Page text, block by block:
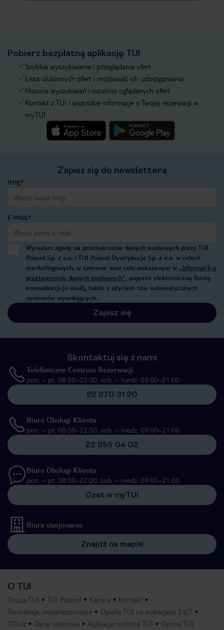
Pobierz bezpłatną aplikację TUI
Szybkie wyszukiwanie i przeglądanie ofert
Lista ulubionych ofert i możliwość ich udostępniania
Historia wyszukiwań i ostatnio oglądanych ofert
Kontakt z TUI i wszystkie informacje o Twojej rezerwacji w
myTUI
Zapisz się do newslettera
IMIĘ*
E-MAIL*
Wyrażam zgodę na przetwarzanie danych osobowych przez TUI
Poland Sp. z o.o. i TUI Poland Dystrybucja Sp. z o.o. w celach
marketingowych, w zakresie oraz celu wskazanym w „Informacji o
przetwarzaniu danych osobowych”, poprzez elektroniczną formę
komunikacji (e-mail), także z użyciem tzw. automatycznych
systemów wywołujących.
Zapisz się
Skontaktuj się z nami
Telefoniczne Centrum Rezerwacji
pon. – pt. 08:00–22:00, sob. – niedz. 09:00–21:00
22 270 31 20
Biuro Obsługi Klienta
pon. – pt. 08:00–22:00, sob. – niedz. 09:00–21:00
22 255 04 02
Biuro Obsługi Klienta
pon. – pt. 08:00–22:00, sob. – niedz. 09:00–21:00
Czat w myTUI
Biura stacjonarne
Znajdź na mapie
O TUI
Grupa TUI TUI Poland Kariera
Kontakt
Gwarancja ubezpieczeniowa
Opieka TUI na wakacjach 24/7
TUI.cz
Dane osobowe Aplikacja mobilna TUI Opinie TUI